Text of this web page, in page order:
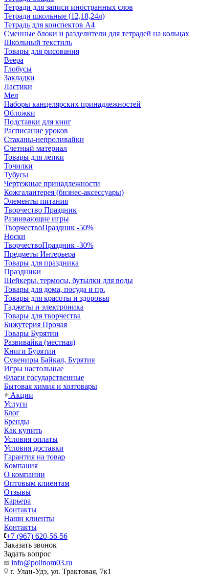
Тетради для записи иностранных слов
Тетради школьные (12,18,24л)
Тетрадь для конспектов А4
Сменные блоки и разделители для тетрадей на кольцах
Школьный текстиль
Товары для рисования
Веера
Глобусы
Закладки
Ластики
Мел
Наборы канцелярских принадлежностей
Обложки
Подставки для книг
Расписание уроков
Стаканы-непроливайки
Счетный материал
Товары для лепки
Точилки
Тубусы
Чертежные принадлежности
Кожгалантерея (бизнес-аксессуары)
Элементы питания
Творчество Праздник
Развивающие игры
ТворчествоПраздник -50%
Носки
ТворчествоПраздник -30%
Предметы Интерьера
Товары для праздника
Праздники
Шейкеры, термосы, бутылки для воды
Товары для дома, посуда и пр.
Товары для красоты и здоровья
Гаджеты и электроника
Товары для творчества
Бижутерия Прочая
Товары Бурятии
Развивайка (местная)
Книги Бурятии
Сувениры Байкал, Бурятия
Игры настольные
Флаги государственные
Бытовая химия и хозтовары
Акции
Услуги
Блог
Бренды
Как купить
Условия оплаты
Условия доставки
Гарантия на товар
Компания
О компании
Оптовым клиентам
Отзывы
Карьера
Контакты
Наши клиенты
Контакты
+7 (967) 620-56-56
Заказать звонок
Задать вопрос
info@polinom03.ru
г. Улан-Удэ, ул. Трактовая, 7к1